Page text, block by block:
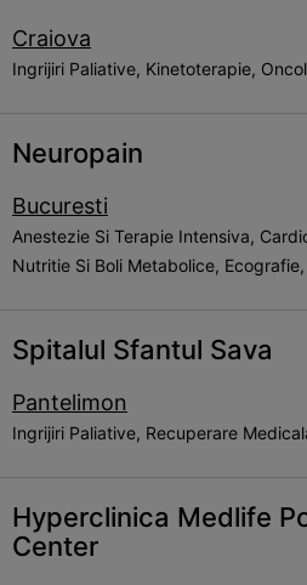
Craiova
Ingrijiri Paliative, Kinetoterapie,
Neuropain
Bucuresti
Anestezie Si Terapie Intensiva,
Nutritie Si Boli Metabolice,
Spitalul Sfantul Sava
Pantelimon
Ingrijiri Paliative, Recuperare
Hyperclinica Medlife
Center